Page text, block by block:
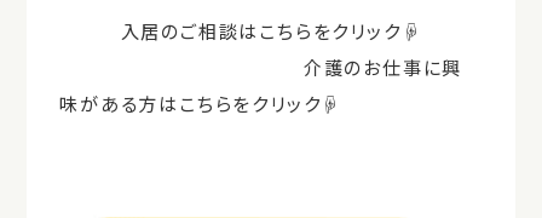
入居のご相談はこちらをクリック☟
介護のお仕事に興
味がある方はこちらをクリック☟